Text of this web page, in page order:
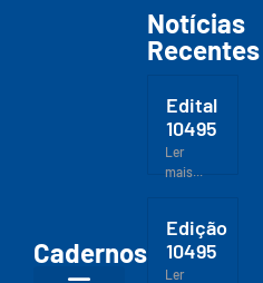
Cadernos
Notícias
Recentes
Edital
10495
Ler
mais...
Edição
10495
Ler